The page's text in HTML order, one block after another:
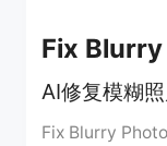
Fix
AI修复模糊
Fix Blurry